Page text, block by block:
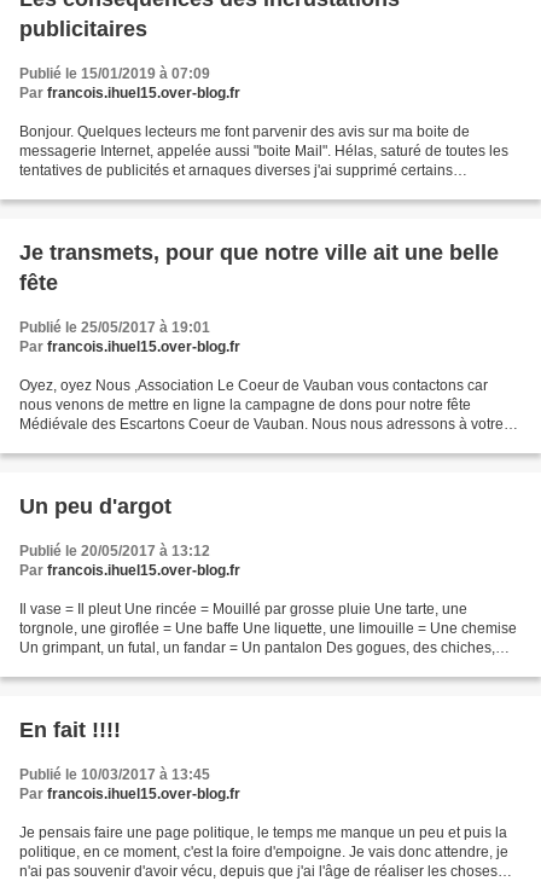
publicitaires
Publié le 15/01/2019 à 07:09
Par francois.ihuel15.over-blog.fr
Bonjour. Quelques lecteurs me font parvenir des avis sur ma boite de
messagerie Internet, appelée aussi "boite Mail". Hélas, saturé de toutes les
tentatives de publicités et arnaques diverses j'ai supprimé certains
Je transmets, pour que notre ville ait une belle
fête
Publié le 25/05/2017 à 19:01
Par francois.ihuel15.over-blog.fr
Oyez, oyez Nous ,Association Le Coeur de Vauban vous contactons car
nous venons de mettre en ligne la campagne de dons pour notre fête
Médiévale des Escartons Coeur de Vauban. Nous nous adressons à votre
Un peu d'argot
Publié le 20/05/2017 à 13:12
Par francois.ihuel15.over-blog.fr
Il vase = Il pleut Une rincée = Mouillé par grosse pluie Une tarte, une
torgnole, une giroflée = Une baffe Une liquette, une limouille = Une chemise
Un grimpant, un futal, un fandar = Un pantalon Des gogues, des chiches,
En fait !!!!
Publié le 10/03/2017 à 13:45
Par francois.ihuel15.over-blog.fr
Je pensais faire une page politique, le temps me manque un peu et puis la
politique, en ce moment, c'est la foire d'empoigne. Je vais donc attendre, je
n'ai pas souvenir d'avoir vécu, depuis que j'ai l'âge de réaliser les choses